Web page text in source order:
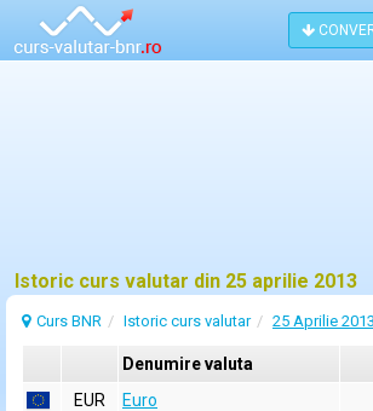
Istoric curs valutar din 25 aprilie 2013
Curs BNR Istoric curs valutar 25 Aprilie 2013
Denumire valuta
EUR
Euro